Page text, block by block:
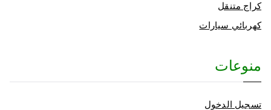
كراج متنقل
كهربائي سيارات
منوعات
تسجيل الدخول